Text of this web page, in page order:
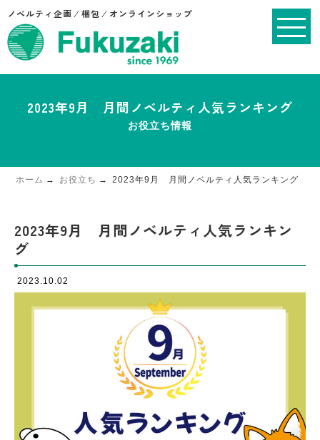
ノベルティ企画 ⁄ 梱包 ⁄ オンラインショップ
2023年9月 月間ノベルティ人気ランキング
お役立ち情報
ホーム お役立ち 2023年9月 月間ノベルティ人気ランキング
2023年9月 月間ノベルティ人気ランキン
グ
2023.10.02